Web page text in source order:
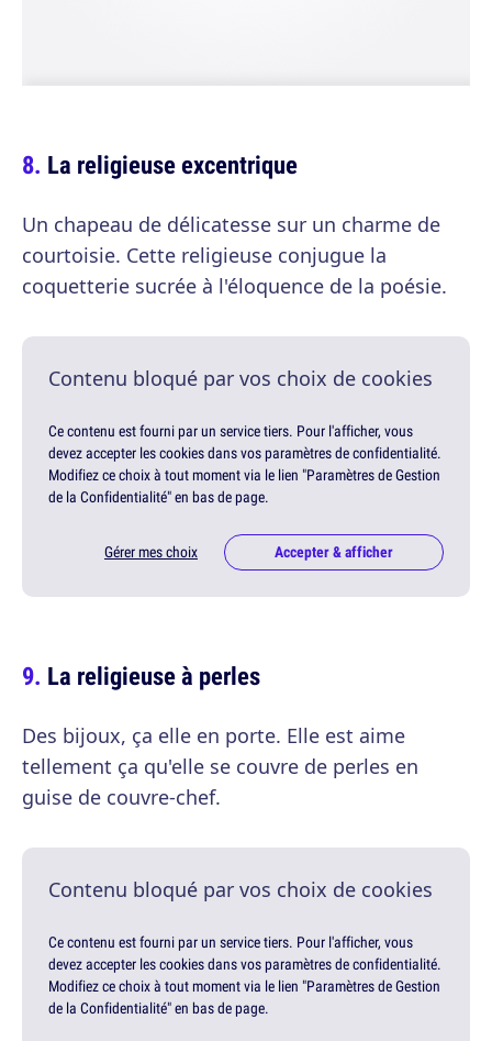
La religieuse excentrique
Un chapeau de délicatesse sur un charme de
courtoisie. Cette religieuse conjugue la
coquetterie sucrée à l'éloquence de la poésie.
Contenu bloqué par vos choix de cookies
Ce contenu est fourni par un service tiers. Pour l'afficher, vous
devez accepter les cookies dans vos paramètres de confidentialité.
Modifiez ce choix à tout moment via le lien "Paramètres de Gestion
de la Confidentialité" en bas de page.
Gérer mes choix Accepter & afficher
La religieuse à perles
Des bijoux, ça elle en porte. Elle est aime
tellement ça qu'elle se couvre de perles en
guise de couvre-chef.
Contenu bloqué par vos choix de cookies
Ce contenu est fourni par un service tiers. Pour l'afficher, vous
devez accepter les cookies dans vos paramètres de confidentialité.
Modifiez ce choix à tout moment via le lien "Paramètres de Gestion
de la Confidentialité" en bas de page.